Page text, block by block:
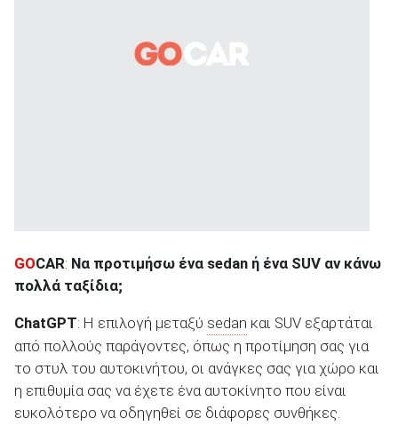
GOCAR: Να προτιμήσω ένα sedan ή ένα SUV αν κάνω
πολλά ταξίδια;
ChatGPT: Η επιλογή μεταξύ sedan και SUV εξαρτάται
από πολλούς παράγοντες, όπως η προτίμηση σας για
το στυλ του αυτοκινήτου, οι ανάγκες σας για χώρο και
η επιθυμία σας να έχετε ένα αυτοκίνητο που είναι
ευκολότερο να οδηγηθεί σε διάφορες συνθήκες.